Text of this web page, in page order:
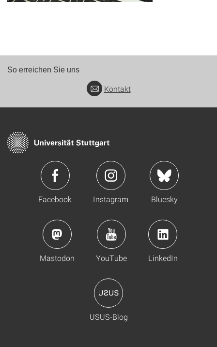
So erreichen Sie uns
Kontakt
Facebook Instagram Bluesky
Mastodon YouTube LinkedIn
USUS-Blog